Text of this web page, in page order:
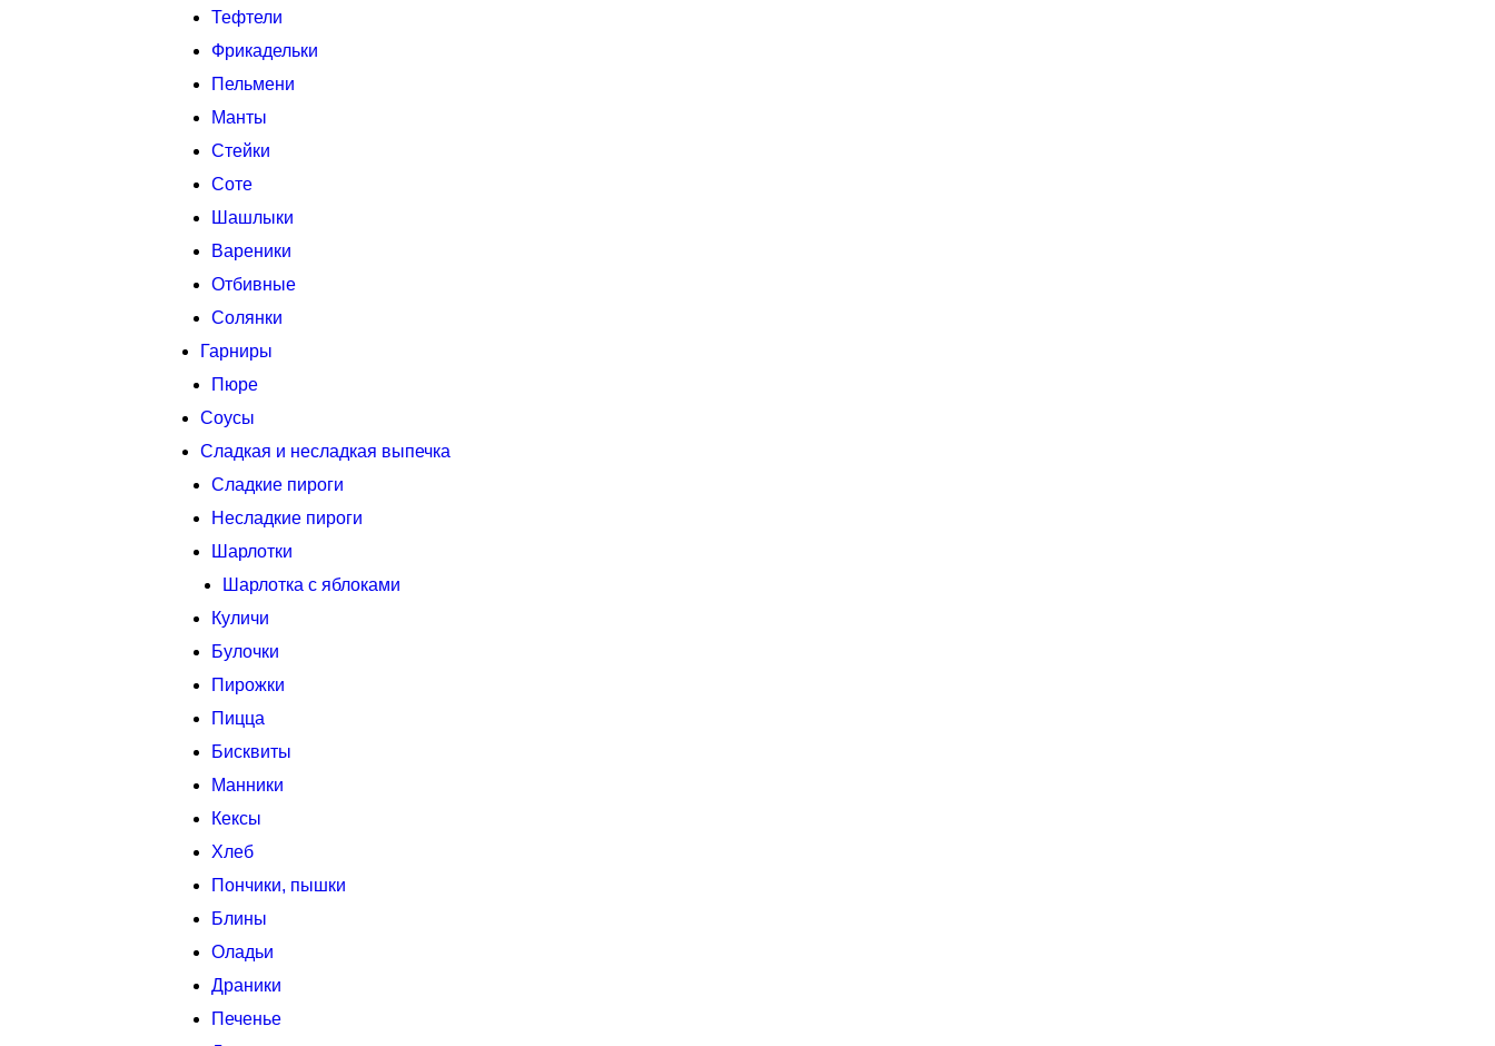
Тефтели
Фрикадельки
Пельмени
Манты
Стейки
Соте
Шашлыки
Вареники
Отбивные
Солянки
Гарниры
Пюре
Соусы
Сладкая и несладкая выпечка
Сладкие пироги
Несладкие пироги
Шарлотки
Шарлотка с яблоками
Куличи
Булочки
Пирожки
Пицца
Бисквиты
Манники
Кексы
Хлеб
Пончики, пышки
Блины
Оладьи
Драники
Печенье